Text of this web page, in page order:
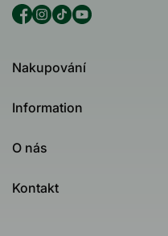
Nakupování
Produktový rádce - Test
Information
Nejčastější dotazy (FAQ)
O nás
Kontakt